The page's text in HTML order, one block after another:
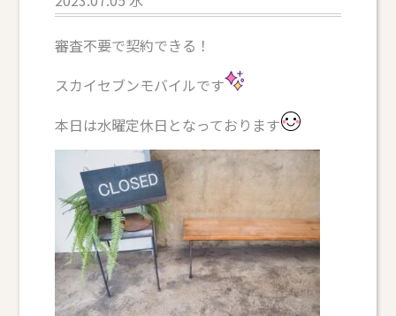
審査不要で契約できる！
スカイセブンモバイルです
本日は水曜定休日となっております